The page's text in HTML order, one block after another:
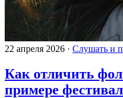
22 апреля 2026 · Слушать и
Как отличить
примере